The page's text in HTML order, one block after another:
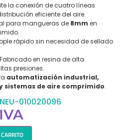
la conexión de cuatro líneas
eficiente del aire.
para mangueras de 8mm en
rápido sin necesidad de sellado
Fabricado en resina de alta
presiones.
automatización industrial,
sistemas de aire comprimido.
010020096